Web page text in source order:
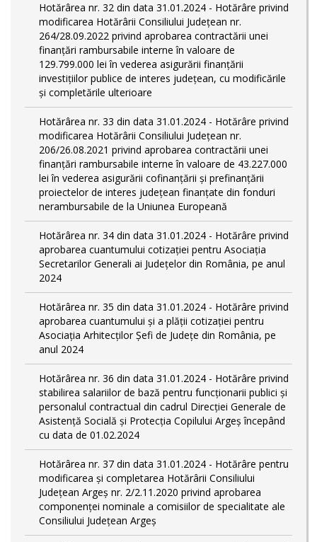
Hotărârea nr. 32 din data 31.01.2024 - Hotărâre privind
modificarea Hotărârii Consiliului Județean nr.
264/28.09.2022 privind aprobarea contractării unei
finanțări rambursabile interne în valoare de
129.799.000 lei în vederea asigurării finanțării
investițiilor publice de interes județean, cu modificările
și completările ulterioare
Hotărârea nr. 33 din data 31.01.2024 - Hotărâre privind
modificarea Hotărârii Consiliului Județean nr.
206/26.08.2021 privind aprobarea contractării unei
finanțări rambursabile interne în valoare de 43.227.000
lei în vederea asigurării cofinanțării și prefinanțării
proiectelor de interes județean finanțate din fonduri
nerambursabile de la Uniunea Europeană
Hotărârea nr. 34 din data 31.01.2024 - Hotărâre privind
aprobarea cuantumului cotizației pentru Asociația
Secretarilor Generali ai Județelor din România, pe anul
2024
Hotărârea nr. 35 din data 31.01.2024 - Hotărâre privind
aprobarea cuantumului și a plății cotizației pentru
Asociația Arhitecților Șefi de Județe din România, pe
anul 2024
Hotărârea nr. 36 din data 31.01.2024 - Hotărâre privind
stabilirea salariilor de bază pentru funcționarii publici și
personalul contractual din cadrul Direcției Generale de
Asistență Socială și Protecția Copilului Argeş începând
cu data de 01.02.2024
Hotărârea nr. 37 din data 31.01.2024 - Hotărâre pentru
modificarea și completarea Hotărârii Consiliului
Județean Argeș nr. 2/2.11.2020 privind aprobarea
componenței nominale a comisiilor de specialitate ale
Consiliului Județean Argeș